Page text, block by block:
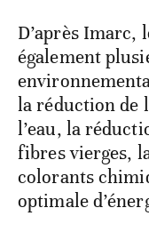
D’après Imarc,
également
la réduction de
l’eau, la
fibres vierges,
colorants
optimale